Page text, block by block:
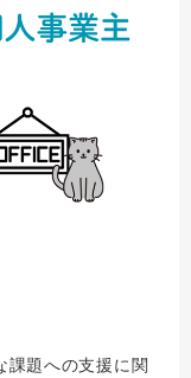
題への支援に関